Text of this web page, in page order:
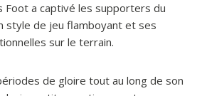
Foot a captivé les supporters du
style de jeu flamboyant et ses
sur le terrain.
de gloire tout au long de son